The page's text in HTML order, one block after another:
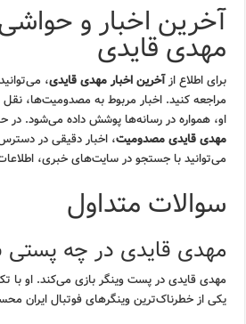
آخرین اخبار و
مهدی قایدی
برای اطلاع ازآخرین اخبار مهدی قایدی،
مراجعه کنید. اخبار مربوط به مصدومیت‌ها، نقل
او، همواره در رسانه‌ها پوشش داده می‌شود. در
مهدی قایدی مصدومیت، اخبار دقیقی در
می‌توانید با جستجو در سایت‌های خبری،
سوالات متداول
مهدی قایدی در چه پستی
مهدی قایدی در پست وینگر بازی می‌کند. او با
یکی از خطرناک‌ترین وینگرهای فوتبال ایران